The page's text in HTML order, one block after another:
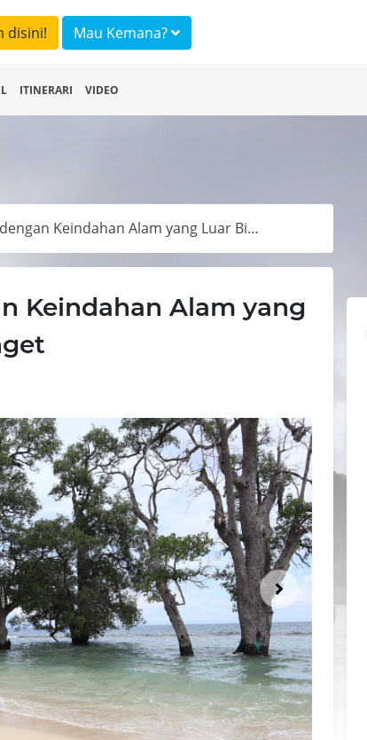
disini! Mau Kemana?
ITINERARI VIDEO
3 Pantai di Aceh dengan Keindahan Alam yang Luar Biasa, Eksotis Banget
Keindahan Alam yang